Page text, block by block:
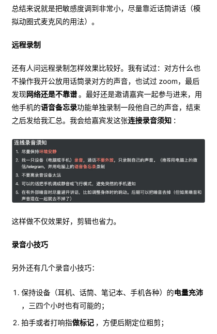
总结来说就是把敏感度调到非常小，尽量靠近话筒讲话（模
拟动圈式麦克风的用法）。
远程录制
还有人问远程录制怎样效果比较好。我有试过：对方什么也
不操作我开公放用话筒录对方的声音，也试过 zoom，最后
发现网络还是不靠谱。最好还是邀请嘉宾一起参与进来，用
他手机的语音备忘录功能单独录制一段他自己的声音，结束
之后发给我汇总。我会给嘉宾发这张连接录音须知 ：
这样做不仅效果好，剪辑也省力。
录音小技巧
另外还有几个录音小技巧：
保持设备（耳机、话筒、笔记本、手机各种）的电量充沛
，三四个小时也有可能的；
拍手或者打响指做标记 ，方便后期定位粗剪；